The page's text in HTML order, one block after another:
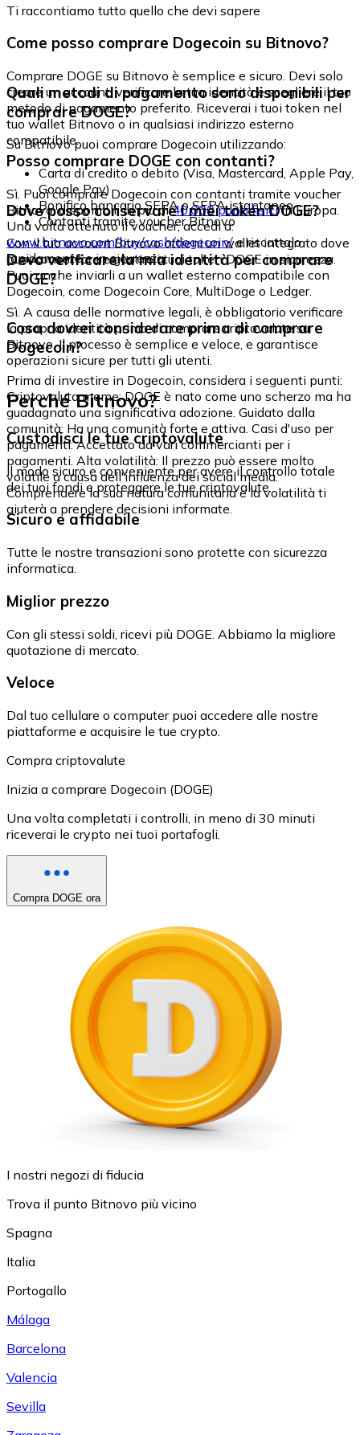
Ti raccontiamo tutto quello che devi sapere
Come posso comprare Dogecoin su Bitnovo?
Comprare DOGE su Bitnovo è semplice e sicuro. Devi solo
creare un account, verificare la tua identità e scegliere il tuo
metodo di pagamento preferito. Riceverai i tuoi token nel
tuo wallet Bitnovo o in qualsiasi indirizzo esterno
compatibile.
Quali metodi di pagamento sono disponibili per
comprare DOGE?
Su Bitnovo puoi comprare Dogecoin utilizzando:
Carta di credito o debito (Visa, Mastercard, Apple Pay,
Google Pay)
Bonifico bancario SEPA o SEPA istantaneo
Contanti tramite voucher Bitnovo
Posso comprare DOGE con contanti?
Sì. Puoi comprare Dogecoin con contanti tramite voucher
Bitnovo, disponibili in più di40.000 punti fisiciin Europa.
Una volta ottenuto il voucher, accedi a:
www.bitnovo.com/buy/cash/dogecoin/e riscattalo
rapidamente e in sicurezza.
Dove posso conservare i miei token DOGE?
Con il tuo account Bitnovo ottieni un wallet integrato dove
puoi conservare e gestire i tuoi token DOGE in sicurezza.
Puoi anche inviarli a un wallet esterno compatibile con
Dogecoin, come Dogecoin Core, MultiDoge o Ledger.
Devo verificare la mia identità per comprare
DOGE?
Sì. A causa delle normative legali, è obbligatorio verificare
la propria identità prima di comprare criptovalute su
Bitnovo. Il processo è semplice e veloce, e garantisce
operazioni sicure per tutti gli utenti.
Cosa dovrei considerare prima di comprare
Dogecoin?
Prima di investire in Dogecoin, considera i seguenti punti:
Criptovaluta meme: DOGE è nato come uno scherzo ma ha
guadagnato una significativa adozione. Guidato dalla
comunità: Ha una comunità forte e attiva. Casi d'uso per
pagamenti: Accettato da vari commercianti per i
pagamenti. Alta volatilità: Il prezzo può essere molto
volatile a causa dell'influenza dei social media.
Comprendere la sua natura comunitaria e la volatilità ti
aiuterà a prendere decisioni informate.
Perché Bitnovo?
Custodisci le tue criptovalute
Il modo sicuro e conveniente per avere il controllo totale
dei tuoi fondi e proteggere le tue criptovalute.
Sicuro e affidabile
Tutte le nostre transazioni sono protette con sicurezza
informatica.
Miglior prezzo
Con gli stessi soldi, ricevi più DOGE. Abbiamo la migliore
quotazione di mercato.
Veloce
Dal tuo cellulare o computer puoi accedere alle nostre
piattaforme e acquisire le tue crypto.
Compra criptovalute
Inizia a comprare Dogecoin (DOGE)
Una volta completati i controlli, in meno di 30 minuti
riceverai le crypto nei tuoi portafogli.
Compra DOGE ora
I nostri negozi di fiducia
Trova il punto Bitnovo più vicino
Spagna
Italia
Portogallo
Málaga
Barcelona
Valencia
Sevilla